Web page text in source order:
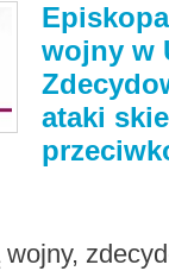
wojny w
ataki